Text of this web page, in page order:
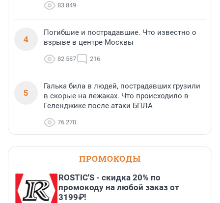
83 849
4
Погибшие и пострадавшие. Что известно о
взрыве в центре Москвы
82 587 216
5
Галька била в людей, пострадавших грузили
в скорые на лежаках. Что происходило в
Геленджике после атаки БПЛА
76 270
ПРОМОКОДЫ
ROSTIC'S - скидка 20% по
промокоду на любой заказ от
3199₽!